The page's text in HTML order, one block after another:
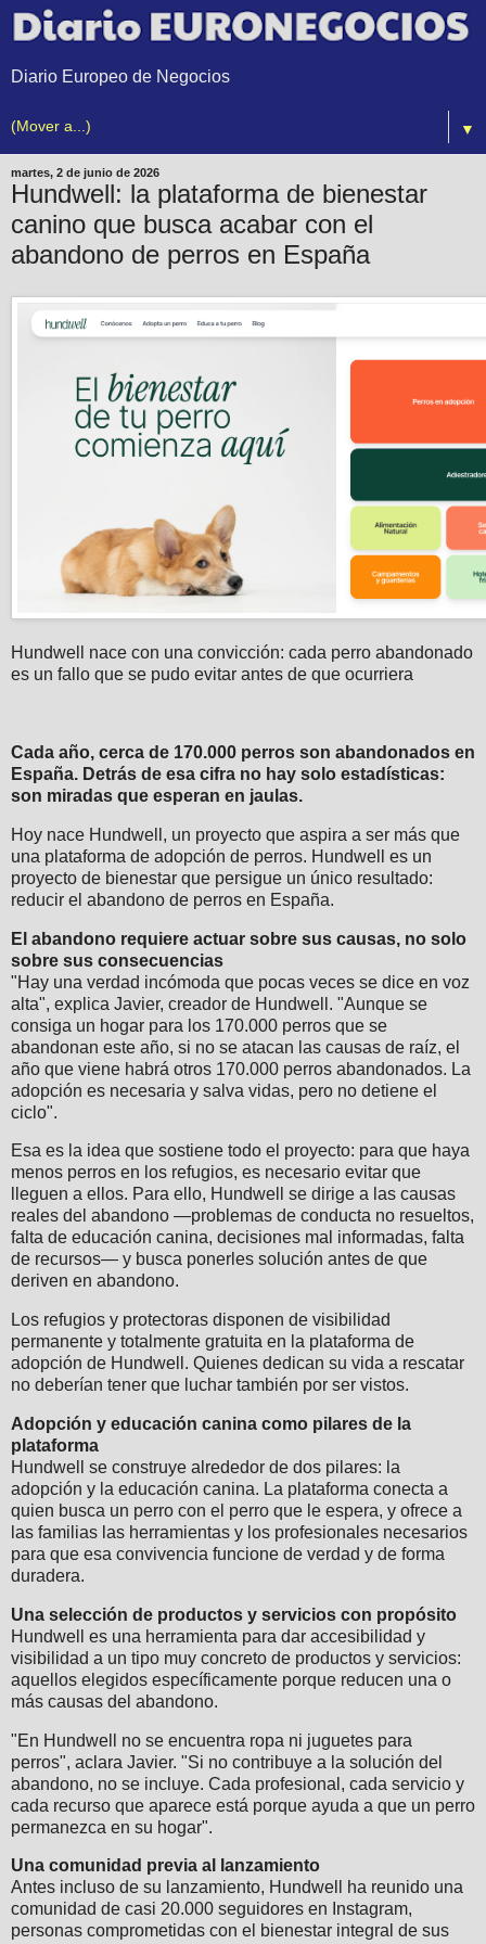
Diario Europeo de Negocios
▼
martes, 2 de junio de 2026
Hundwell: la plataforma de bienestar
canino que busca acabar con el
abandono de perros en España
Hundwell nace con una convicción: cada perro abandonado
es un fallo que se pudo evitar antes de que ocurriera
Cada año, cerca de 170.000 perros son abandonados en
España. Detrás de esa cifra no hay solo estadísticas:
son miradas que esperan en jaulas.
Hoy nace Hundwell, un proyecto que aspira a ser más que
una plataforma de adopción de perros. Hundwell es un
proyecto de bienestar que persigue un único resultado:
reducir el abandono de perros en España.
El abandono requiere actuar sobre sus causas, no solo
sobre sus consecuencias
"Hay una verdad incómoda que pocas veces se dice en voz
alta", explica Javier, creador de Hundwell. "Aunque se
consiga un hogar para los 170.000 perros que se
abandonan este año, si no se atacan las causas de raíz, el
año que viene habrá otros 170.000 perros abandonados. La
adopción es necesaria y salva vidas, pero no detiene el
ciclo".
Esa es la idea que sostiene todo el proyecto: para que haya
menos perros en los refugios, es necesario evitar que
lleguen a ellos. Para ello, Hundwell se dirige a las causas
reales del abandono —problemas de conducta no resueltos,
falta de educación canina, decisiones mal informadas, falta
de recursos— y busca ponerles solución antes de que
deriven en abandono.
Los refugios y protectoras disponen de visibilidad
permanente y totalmente gratuita en la plataforma de
adopción de Hundwell. Quienes dedican su vida a rescatar
no deberían tener que luchar también por ser vistos.
Adopción y educación canina como pilares de la
plataforma
Hundwell se construye alrededor de dos pilares: la
adopción y la educación canina. La plataforma conecta a
quien busca un perro con el perro que le espera, y ofrece a
las familias las herramientas y los profesionales necesarios
para que esa convivencia funcione de verdad y de forma
duradera.
Una selección de productos y servicios con propósito
Hundwell es una herramienta para dar accesibilidad y
visibilidad a un tipo muy concreto de productos y servicios:
aquellos elegidos específicamente porque reducen una o
más causas del abandono.
"En Hundwell no se encuentra ropa ni juguetes para
perros", aclara Javier. "Si no contribuye a la solución del
abandono, no se incluye. Cada profesional, cada servicio y
cada recurso que aparece está porque ayuda a que un perro
permanezca en su hogar".
Una comunidad previa al lanzamiento
Antes incluso de su lanzamiento, Hundwell ha reunido una
comunidad de casi 20.000 seguidores en Instagram,
personas comprometidas con el bienestar integral de sus